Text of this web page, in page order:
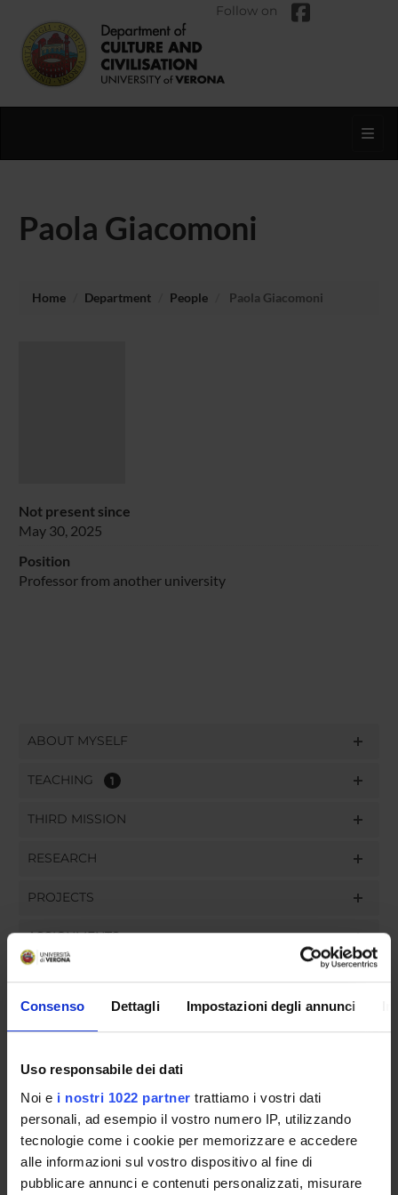
Consenso Dettagli Impostazioni degli annunci
Uso responsabile dei dati
Noi e i nostri 1022 partner trattiamo i vostri dati
personali, ad esempio il vostro numero IP, utilizzando
tecnologie come i cookie per memorizzare e accedere
alle informazioni sul vostro dispositivo al fine di
pubblicare annunci e contenuti personalizzati, misurare
Follow on
Paola Giacomoni
Home Department People Paola Giacomoni
Not present since
May 30, 2025
Position
Professor from another university
ABOUT MYSELF
TEACHING 1
THIRD MISSION
RESEARCH
PROJECTS
ASSIGNMENTS
ORGANISATION
GOVERNANCE
COMMITTEES
DEPARTMENT ADMINISTRATION OFFICES
STUDENT ADMINISTRATION OFFICES